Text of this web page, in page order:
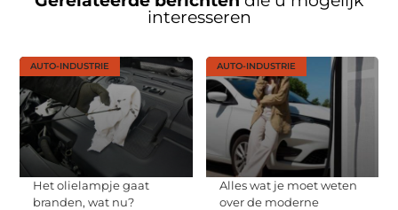
interesseren
AUTO-INDUSTRIE
Het olielampje gaat
branden, wat nu?
AUTO-INDUSTRIE
Alles wat je moet weten
over de moderne